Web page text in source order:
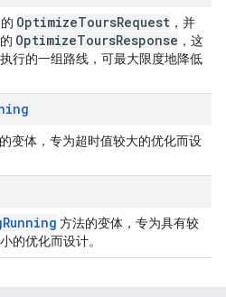
的 OptimizeToursRequest ，并
的 OptimizeToursResponse ，这
行的一组路线，可最大限度地降低
变体，专为超时值较大的优化而设
Running 方法的变体，专为具有较
的优化而设计。